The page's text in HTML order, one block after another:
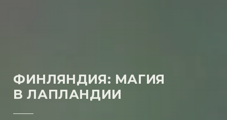
ФИНЛЯНДИЯ: МАГИЯ
В ЛАПЛАНДИИ